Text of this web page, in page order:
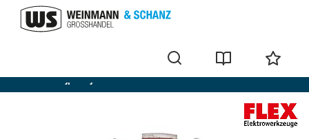
Diamant slijpschijf